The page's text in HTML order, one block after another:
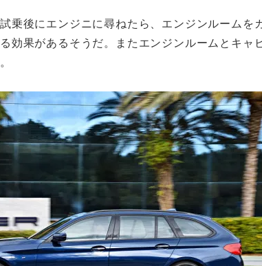
乗後にエンジニに尋ねたら、エンジンルーム
効果があるそうだ。またエンジンルームとキ